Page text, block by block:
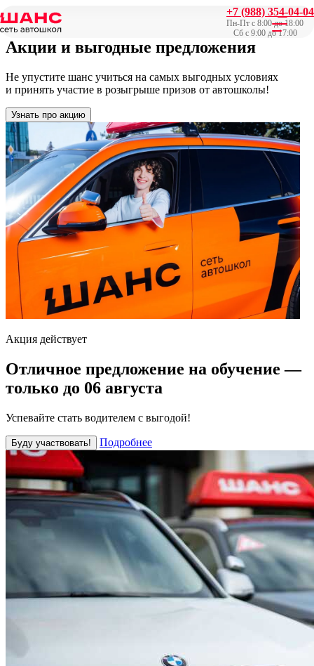
+7 (988) 354-04-04
Пн-Пт с 8:00 до 18:00
Сб с 9:00 до 17:00
Главная/Акции
Акции и выгодные предложения
Не упустите шанс учиться на самых выгодных условиях
и принять участие в розыгрыше призов от автошколы!
Узнать про акцию
Акция действует
Отличное предложение на обучение —
только до 06 августа
Успевайте стать водителем с выгодой!
Буду участвовать! Подробнее